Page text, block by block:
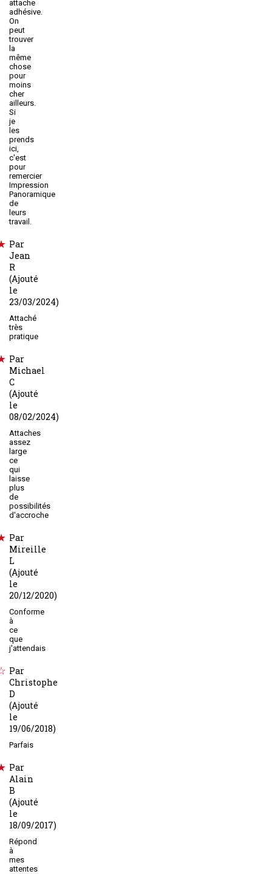
attache
adhésive.
On
peut
trouver
la
même
chose
pour
moins
cher
ailleurs.
Si
je
les
prends
ici,
c'est
pour
remercier
Impression
Panoramique
de
leurs
travail.
Par
Jean
R
(Ajouté
le
23/03/2024)
Attaché
très
pratique
Par
Michael
C
(Ajouté
le
08/02/2024)
Attaches
assez
large
ce
qui
laisse
plus
de
possibilités
d'accroche
Par
Mireille
L
(Ajouté
le
20/12/2020)
Conforme
à
ce
que
j'attendais
Par
Christophe
D
(Ajouté
le
19/06/2018)
Parfais
Par
Alain
B
(Ajouté
le
18/09/2017)
Répond
à
mes
attentes